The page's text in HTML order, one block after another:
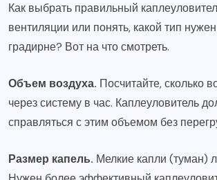
Как выбрать правильный
вентиляции или понять, какой тип
градирне? Вот на что смотреть.
Объем воздуха. Посчитайте, сколько
через систему в час. Каплеуловитель
справляться с этим объемом без
Размер капель. Мелкие капли (туман)